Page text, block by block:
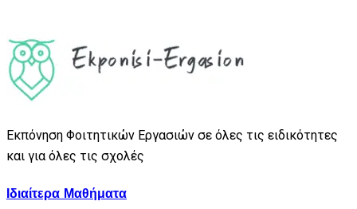
Εκπόνηση Φοιτητικών Εργασιών σε όλες τις ειδικότητες
και για όλες τις σχολές
Ιδιαίτερα Μαθήματα